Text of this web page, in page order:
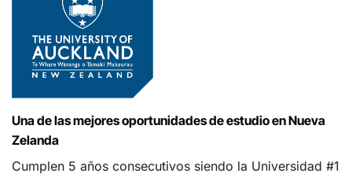
Una de las mejores oportunidades de estudio en Nueva
Zelanda
Cumplen 5 años consecutivos siendo la Universidad #1